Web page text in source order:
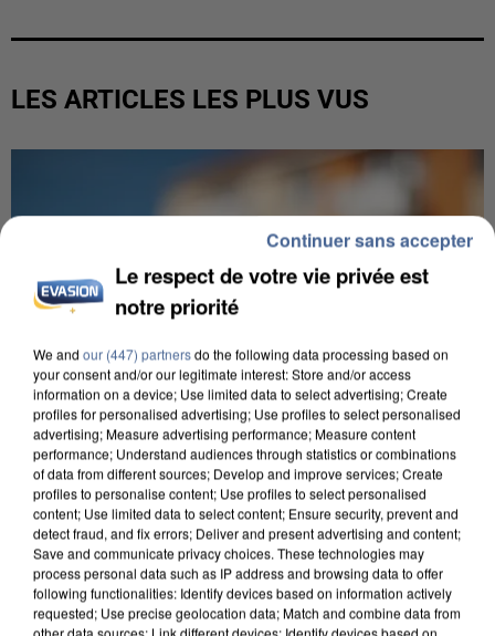
LES ARTICLES LES PLUS VUS
IL TUE SON FILS ET ENVOIE DES PHOTOS À SON
EX-COMPAGNE À NICE
Le respect de votre vie privée est
notre priorité
We and our (447) partnersdo the following data processing based on
your consent and/or our legitimate interest: Store and/or access
information on a device; Use limited data to select advertising; Create
profiles for personalised advertising; Use profiles to select personalised
advertising; Measure advertising performance; Measure content
performance; Understand audiences through statistics or combinations
of data from different sources; Develop and improve services; Create
profiles to personalise content; Use profiles to select personalised
content; Use limited data to select content; Ensure security, prevent and
detect fraud, and fix errors; Deliver and present advertising and content;
Save and communicate privacy choices. These technologies may
process personal data such as IP address and browsing data to offer
following functionalities: Identify devices based on information actively
requested; Use precise geolocation data; Match and combine data from
other data sources; Link different devices; Identify devices based on
Continuer sans accepter